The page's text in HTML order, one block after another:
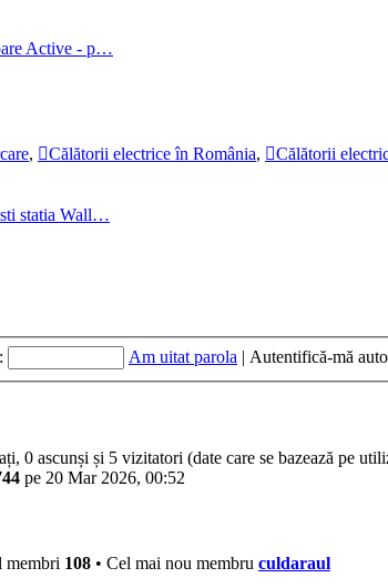
Active - p…
, Călătorii electrice în România, Călătorii
statia Wall…
Am uitat parola | Autentifică-mă
0 ascunși și 5 vizitatori (date care se bazează pe
pe 20 Mar 2026, 00:52
membri 108 • Cel mai nou membru culdaraul